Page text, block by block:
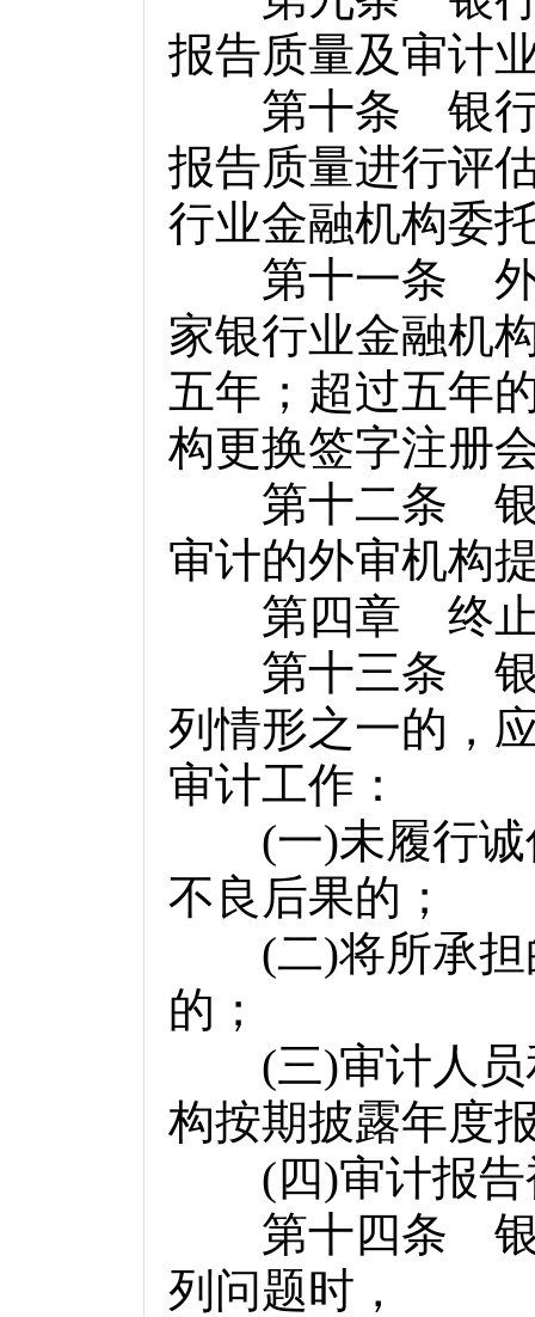
报告质量及审计
第十条 银行业
报告质量进行评
行业金融机构委
第十一条 外审
家银行业金融机
五年；超过五年
构更换签字注册
第十二条 银行
审计的外审机构
第四章 终止
第十三条 银行
列情形之一的，
审计工作：
(一)未履行
不良后果的；
(二)将所承
的；
(三)审计人
构按期披露年度
(四)审计报
第十四条 银行
列问题时，